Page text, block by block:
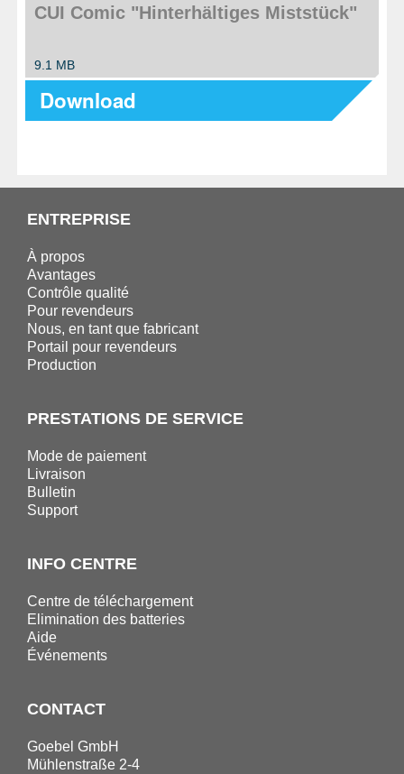
CUI Comic "Hinterhältiges Miststück"
9.1 MB
Download
ENTREPRISE
À propos
Avantages
Contrôle qualité
Pour revendeurs
Nous, en tant que fabricant
Portail pour revendeurs
Production
PRESTATIONS DE SERVICE
Mode de paiement
Livraison
Bulletin
Support
INFO CENTRE
Centre de téléchargement
Elimination des batteries
Aide
Événements
CONTACT
Goebel GmbH
Mühlenstraße 2-4